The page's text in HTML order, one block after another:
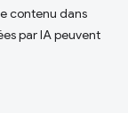
contenu dans
par IA peuvent